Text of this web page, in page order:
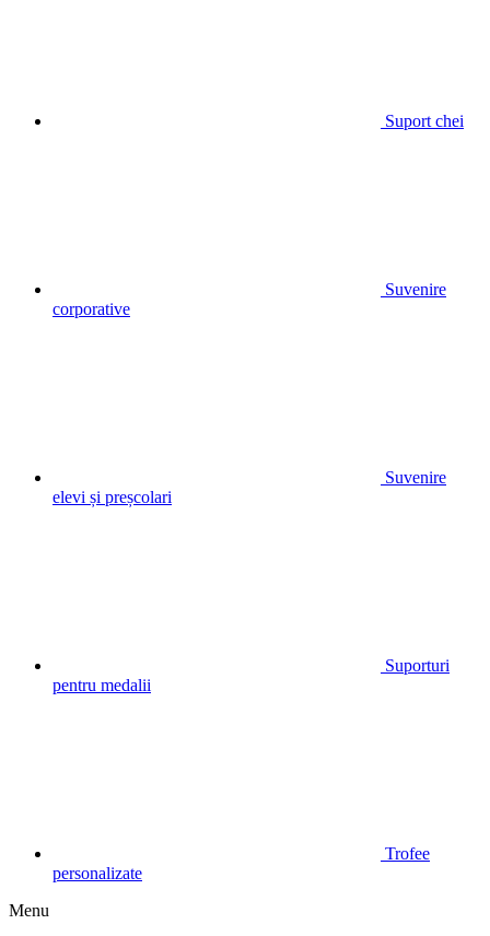
Suport chei
Suvenire
corporative
Suvenire
elevi și preșcolari
Suporturi
pentru medalii
Trofee
personalizate
Menu